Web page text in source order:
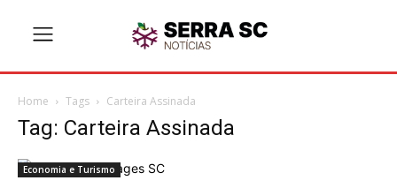
Home Tags Carteira Assinada
Tag: Carteira Assinada
Economia e Turismo